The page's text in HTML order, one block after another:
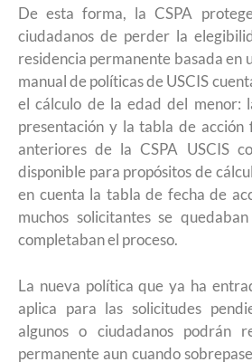
De esta forma, la CSPA
ciudadanos de perder la
residencia permanente basada en
manual de políticas de USCIS
el cálculo de la edad del menor:
presentación y la tabla de acción
anteriores de la CSPA USCIS
disponible para propósitos de
en cuenta la tabla de fecha de
muchos solicitantes se
completaban el proceso.
La nueva política que ya ha
aplica para las solicitudes
algunos o ciudadanos podrán
permanente aun cuando